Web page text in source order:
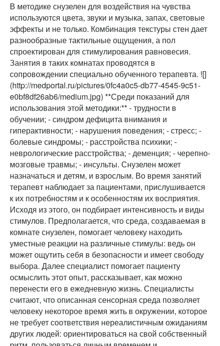
В методике снузелен для воздействия на чувства
используются цвета, звуки и музыка, запах, световые
эффекты и не только. Комбинация текстуры стен дает
разнообразные тактильные ощущения, а пол
спроектирован для стимулирования равновесия.
Занятия в таких комнатах проводятся в
сопровождении специально обученного терапевта. ![]
(http://medportal.ru/pictures/0fc4a0c5-db77-4545-9c51-
e0bf8df26ab6/medium.jpg) **Среди показаний для
использования этой методики:** - трудности в
обучении; - синдром дефицита внимания и
гиперактивности; - нарушения поведения; - стресс; -
болевые синдромы; - расстройства психики; -
неврологические расстройства; - деменция; - черепно-
мозговые травмы; - инсульты. Снузелен может
назначаться и детям, и взрослым. Во время занятий
терапевт наблюдает за пациентами, прислушивается
к их потребностям и к особенностям их восприятия.
Исходя из этого, он подбирает интенсивность и виды
стимулов. Предполагается, что среда, создаваемая в
комнате снузелен, помогает человеку находить
уместные реакции на различные стимулы: ведь он
может ощутить себя в безопасности и имеет свободу
выбора. Далее специалист помогает пациенту
осмыслить этот опыт, рассказывает, как можно
перенести его в ежедневную жизнь. Специалисты
считают, что описанная сенсорная среда позволяет
человеку некоторое время жить в окружении, которое
не требует соответствия нереалистичным ожиданиям
других людей: ориентироваться на свой собственный